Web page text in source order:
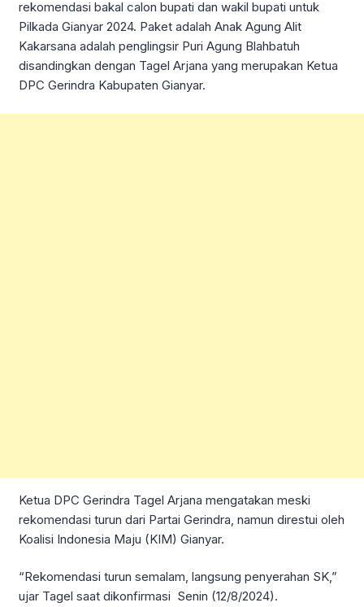
rekomendasi bakal calon bupati dan wakil bupati untuk
Pilkada Gianyar 2024. Paket adalah Anak Agung Alit
Kakarsana adalah penglingsir Puri Agung Blahbatuh
disandingkan dengan Tagel Arjana yang merupakan Ketua
DPC Gerindra Kabupaten Gianyar.
Ketua DPC Gerindra Tagel Arjana mengatakan meski
rekomendasi turun dari Partai Gerindra, namun direstui oleh
Koalisi Indonesia Maju (KIM) Gianyar.
“Rekomendasi turun semalam, langsung penyerahan SK,”
ujar Tagel saat dikonfirmasi Senin (12/8/2024).